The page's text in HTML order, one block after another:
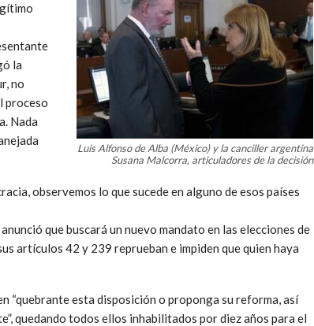
Luis Alfonso de Alba (México) y la canciller argentina
Susana Malcorra, articuladores de la decisión
la
no
proceso
Nada
observemos lo que sucede en alguno de esos países
que buscará un nuevo mandato en las elecciones de
artículos 42 y 239 reprueban e impiden que quien haya
“quebrante esta disposición o proponga su reforma, así
quedando todos ellos inhabilitados por diez años para el